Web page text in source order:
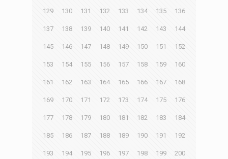
129 130 131 132 133 134 135 136
137 138 139 140 141 142 143 144
145 146 147 148 149 150 151 152
153 154 155 156 157 158 159 160
161 162 163 164 165 166 167 168
169 170 171 172 173 174 175 176
177 178 179 180 181 182 183 184
185 186 187 188 189 190 191 192
193 194 195 196 197 198 199 200